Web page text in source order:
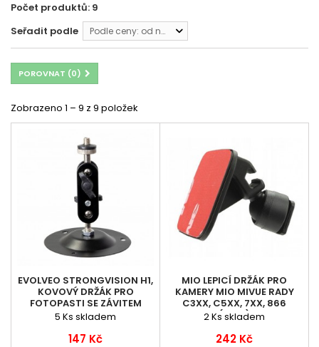
Počet produktů: 9
Seřadit podle
Podle ceny: od nejnižší
POROVNAT (0)
Zobrazeno 1 – 9 z 9 položek
EVOLVEO STRONGVISION H1,
KOVOVÝ DRŽÁK PRO
FOTOPASTI SE ZÁVITEM
5 Ks skladem
147 Kč
MIO LEPICÍ DRŽÁK PRO
KAMERY MIO MIVUE RADY
C3XX, C5XX, 7XX, 866
(BULK)
2Ks skladem
242 Kč